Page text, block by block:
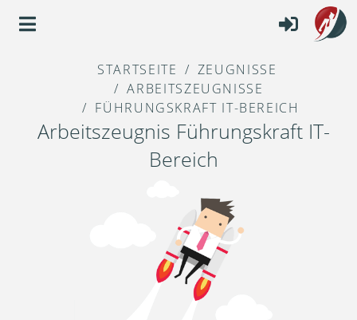
STARTSEITE
ZEUGNISSE
ARBEITSZEUGNISSE
FÜHRUNGSKRAFT IT-BEREICH
Arbeitszeugnis Führungskraft IT-
Bereich